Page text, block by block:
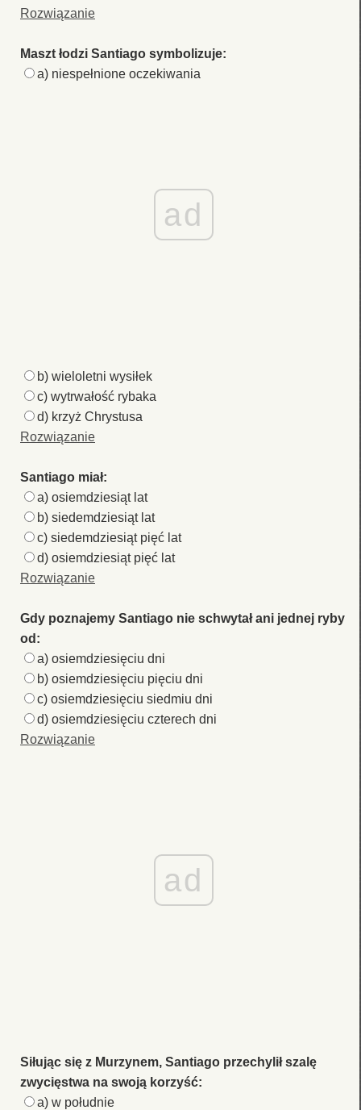
Rozwiązanie
Maszt łodzi Santiago symbolizuje:
a) niespełnione oczekiwania
ad
b) wieloletni wysiłek
c) wytrwałość rybaka
d) krzyż Chrystusa
Rozwiązanie
Santiago miał:
a) osiemdziesiąt lat
b) siedemdziesiąt lat
c) siedemdziesiąt pięć lat
d) osiemdziesiąt pięć lat
Rozwiązanie
Gdy poznajemy Santiago nie schwytał ani jednej ryby
od:
a) osiemdziesięciu dni
b) osiemdziesięciu pięciu dni
c) osiemdziesięciu siedmiu dni
d) osiemdziesięciu czterech dni
Rozwiązanie
ad
Siłując się z Murzynem, Santiago przechylił szalę
zwycięstwa na swoją korzyść:
a) w południe